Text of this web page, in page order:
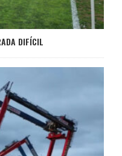
DIFÍCIL